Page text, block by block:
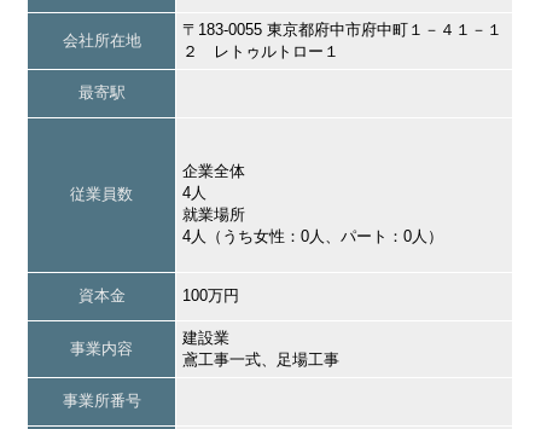
会社所在地
〒183-0055 東京都府中市府中町１－４１－１
２ レトゥルトロー１
最寄駅
従業員数
企業全体
4人
就業場所
4人（うち女性：0人、パート：0人）
資本金 100万円
事業内容
建設業
鳶工事一式、足場工事
事業所番号